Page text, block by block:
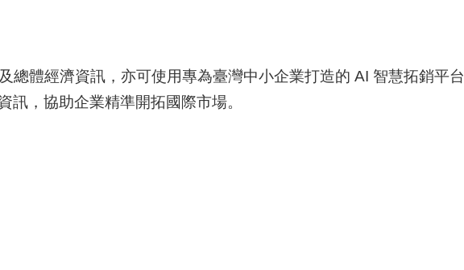
總體經濟資訊，亦可使用專為臺灣中小企業打造的 AI 智慧拓銷平台
，協助企業精準開拓國際市場。